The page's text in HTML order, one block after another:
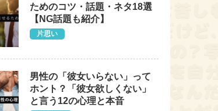
ためのコツ・話題・ネタ18選
【NG話題も紹介】
片思い
男性の「彼女いらない」って
ホント？「彼女欲しくない」
と言う12の心理と本音